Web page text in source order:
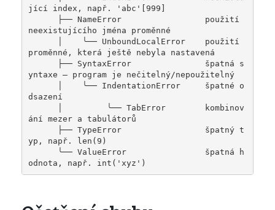
jící index, např. 'abc'[999]
neexistujícího jména proměnné
proměnné, která ještě nebyla nastavená
yntaxe – program je nečitelný/nepoužitelný
dsazení
ání mezer a tabulátorů
yp, např. len(9)
odnota, např. int('xyz')